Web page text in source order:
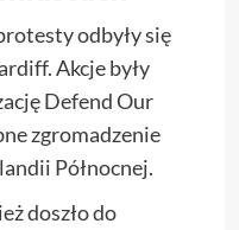
odbyły się
Akcje były
Defend Our
zgromadzenie
Północnej.
doszło do